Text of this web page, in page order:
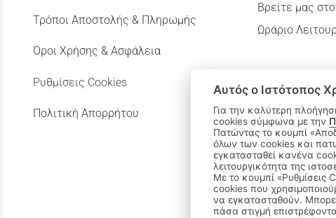
Τρόποι Αποστολής & Πληρωμής
Όροι Χρήσης & Ασφάλεια
Ρυθμίσεις Cookies
Πολιτική Απορρήτου
Βρείτε μας
Ωράριο
Αυτός ο Ιστότοπος
Για την καλύτερη
cookies σύμφωνα με την
Πατώντας το κουμπί «Αποδοχή όλων» αποδέχεστε την εγκατάσταση
όλων των cookies και
εγκατασταθεί κανένα
λειτουργικότητα της
Με το κουμπί «Ρυθμίσεις
cookies που
να εγκατασταθούν.
πάσα στιγμή